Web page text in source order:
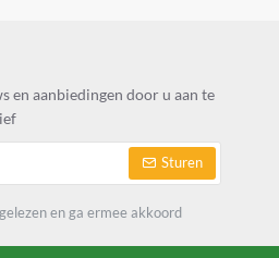
en aanbiedingen door u aan te
Sturen
gelezen en ga ermee akkoord